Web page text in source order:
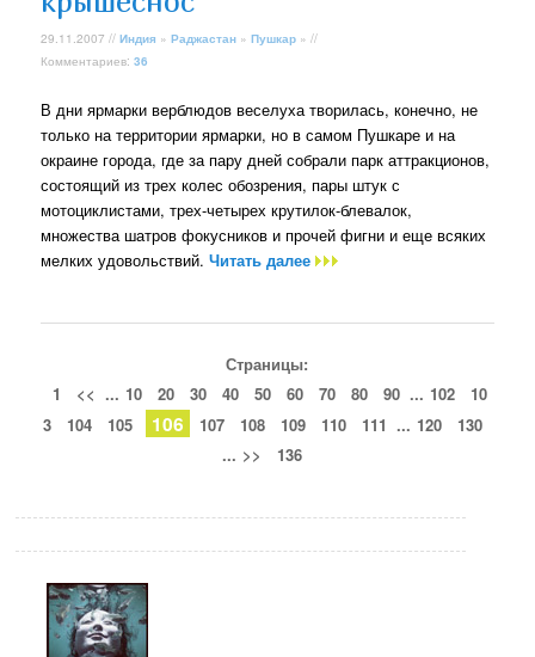
29.11.2007 //Индия »Раджастан »Пушкар » //
Комментариев:36
В дни ярмарки верблюдов веселуха творилась, конечно, не
только на территории ярмарки, но в самом Пушкаре и на
окраине города, где за пару дней собрали парк аттракционов,
состоящий из трех колес обозрения, пары штук с
мотоциклистами, трех-четырех крутилок-блевалок,
множества шатров фокусников и прочей фигни и еще всяких
мелких удовольствий.Читать далее
Страницы:
1
<< ... 10 20 30 40 50 60 70 80 90 ... 102
10
3
104 105 106 107 108 109 110 111 ... 120
130
... >> 136